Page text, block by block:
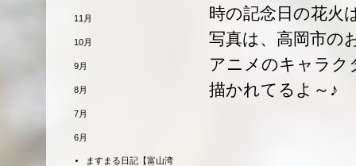
時の記念日の花火
写真は、高岡市の
アニメのキャラク
描かれてるよ～♪
11月
10月
9月
8月
7月
6月
ますまる日記【富山湾